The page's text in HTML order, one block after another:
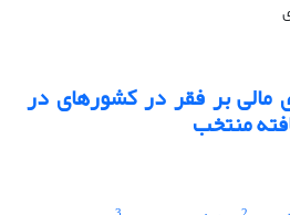
بر فقر در کشورهای در
منتخب